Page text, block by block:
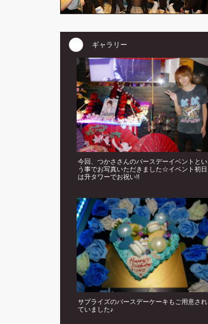
ギャラリー
今回、つかささんのバースデーイベントとい
う事でお写真いただきました☆イベント初日
は升タワーでお祝い!!
サプライズのバースデーケーキもご用意され
ていました♪